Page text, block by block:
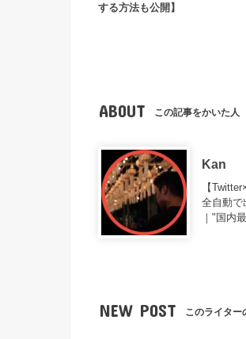
する方法も公開】
ABOUT この記事をかいた人
Kan
【
全自動で
｜"国内
NEW POST このライター